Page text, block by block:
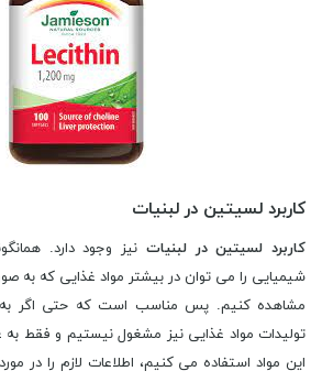
کاربرد لسیتین در لبنیات
کاربرد لسیتین در لبنیات نیز وجود دارد.
شیمیایی را می توان در بیشتر مواد غذایی که به
مشاهده کنیم. پس مناسب است که حتی اگر
تولیدات مواد غذایی نیز مشغول نیستیم و فقط
این مواد استفاده می کنیم، اطلاعات لازم را در